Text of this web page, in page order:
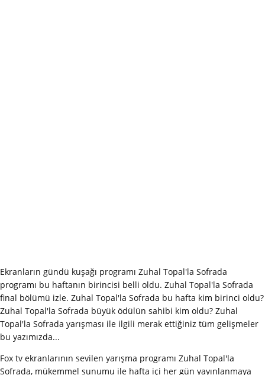
Ekranların gündü kuşağı programı Zuhal Topal'la Sofrada
programı bu haftanın birincisi belli oldu. Zuhal Topal'la Sofrada
final bölümü izle. Zuhal Topal'la Sofrada bu hafta kim birinci oldu?
Zuhal Topal'la Sofrada büyük ödülün sahibi kim oldu? Zuhal
Topal'la Sofrada yarışması ile ilgili merak ettiğiniz tüm gelişmeler
bu yazımızda...
Fox tv ekranlarının sevilen yarışma programı Zuhal Topal'la
Sofrada, mükemmel sunumu ile hafta içi her gün yayınlanmaya